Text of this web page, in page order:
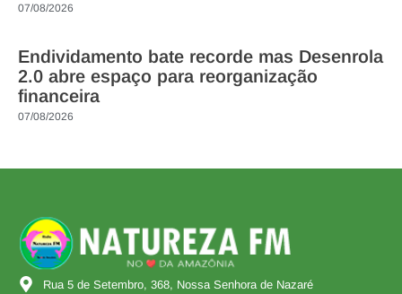
07/08/2026
Endividamento bate recorde mas Desenrola
2.0 abre espaço para reorganização
financeira
07/08/2026
Rua 5 de Setembro, 368, Nossa Senhora de Nazaré